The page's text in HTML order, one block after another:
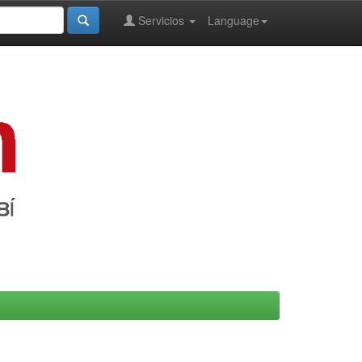
Language
Servicios